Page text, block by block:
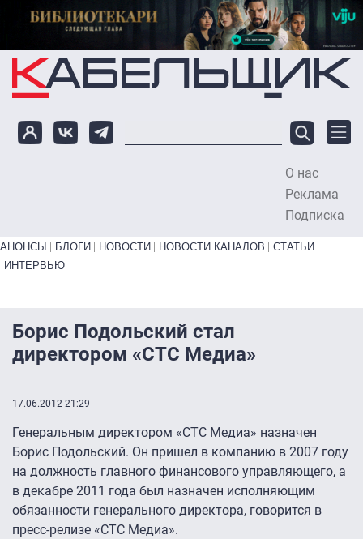
Перейти к основному содержанию
О нас
Реклама
Подписка
Primary links bottom
АНОНСЫ БЛОГИ НОВОСТИ НОВОСТИ КАНАЛОВ
СТАТЬИ
ИНТЕРВЬЮ
Борис Подольский стал
директором «СТС Медиа»
17.06.2012 21:29
Генеральным директором «СТС Медиа» назначен
Борис Подольский. Он пришел в компанию в 2007 году
на должность главного финансового управляющего, а
в декабре 2011 года был назначен исполняющим
обязанности генерального директора, говорится в
пресс-релизе «СТС Медиа».